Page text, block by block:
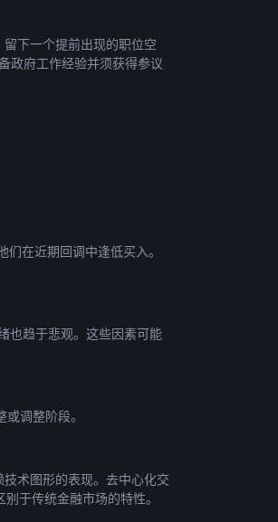
下一个提前出现的职位空
政府工作经验并须获得参议
们在近期回调中逢低买入。
也趋于悲观。这些因素可能
调整阶段。
术图形的表现。去中心化交
于传统金融市场的特性。